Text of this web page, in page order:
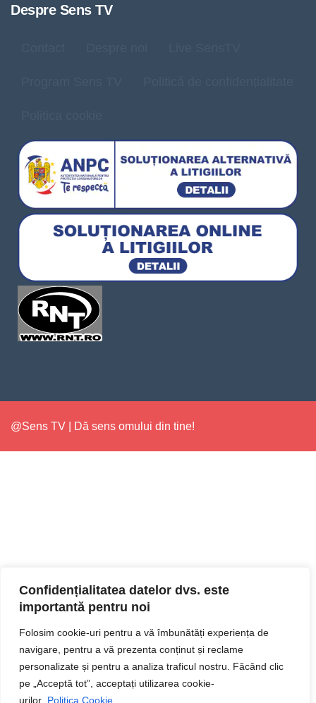
Confidențialitatea datelor dvs. este
importantă pentru noi
Folosim cookie-uri pentru a vă îmbunătăți experiența de
navigare, pentru a vă prezenta conținut și reclame
personalizate și pentru a analiza traficul nostru. Făcând clic
pe „Acceptă tot”, acceptați utilizarea cookie-
urilor. Politica Cookie
Despre Sens TV
@Sens TV | Dă sens omului din tine!